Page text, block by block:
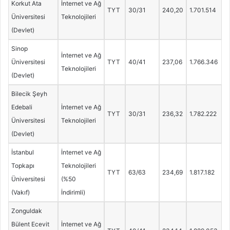
Korkut Ata
Üniversitesi
(Devlet)
İnternet ve Ağ
Teknolojileri
TYT 30/31 240,20 1.701.514
Sinop
Üniversitesi
(Devlet)
İnternet ve Ağ
Teknolojileri
TYT 40/41 237,06 1.766.346
Bilecik Şeyh
Edebali
Üniversitesi
(Devlet)
İnternet ve Ağ
Teknolojileri
TYT 30/31 236,32 1.782.222
İstanbul
Topkapı
Üniversitesi
(Vakıf)
İnternet ve Ağ
Teknolojileri
(%50
İndirimli)
TYT 63/63 234,69 1.817.182
Zonguldak
Bülent Ecevit
İnternet ve Ağ